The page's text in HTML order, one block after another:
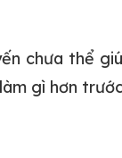
chưa thể
gì hơn